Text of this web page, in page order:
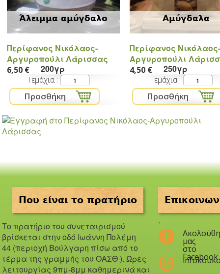
Άλειμμα αμύγδαλο
Περίφανος Νικόλαος-
Αργυροπούλι Λάρισσας
6,50 € 200γρ
Τεμάχια
Αμύγδαλα
Περίφανος
Αργυροπούλι
4,50 € 250γρ
Τεμάχια
Που είναι το πρατήριο
Το πρατήριο του συνεταιρισμού
βρίσκεται στην οδό Iωάννη Πολέμη
44 (περιοχή Βούλγαρη πίσω από το
τέρμα της γραμμής του ΟΑΣΘ ). Ώρες
λειτουργίας 9πμ-8μμ καθημερινά και
.
μας
στο
Facebook